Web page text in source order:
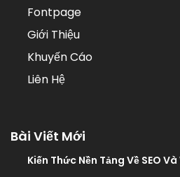
Fontpage
Giới Thiệu
Khuyến Cáo
Liên Hệ
Bài Viết Mới
Kiến Thức Nền Tảng Về SEO